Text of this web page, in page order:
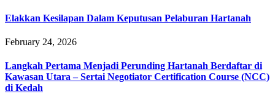
Elakkan Kesilapan Dalam Keputusan Pelaburan Hartanah
February 24, 2026
Langkah Pertama Menjadi Perunding Hartanah Berdaftar di
Kawasan Utara – Sertai Negotiator Certification Course (NCC)
di Kedah